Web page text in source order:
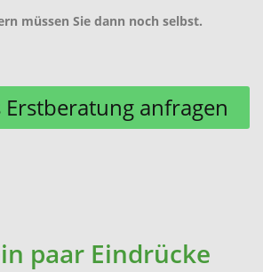
müssen Sie dann noch selbst.
Erstberatung anfragen
paar Eindrücke